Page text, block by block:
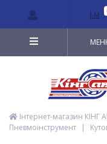
Інтернет-магазин КІНГ
Пневмоінструмент
|